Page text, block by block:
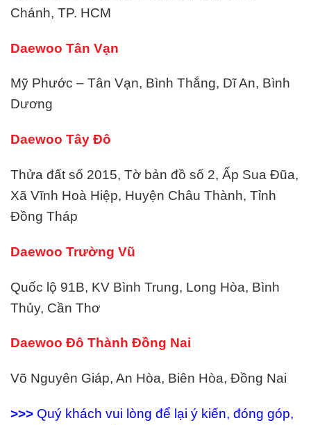
Chánh, TP. HCM
Daewoo Tân Vạn
Mỹ Phước – Tân Vạn, Bình Thắng, Dĩ An, Bình
Dương
Daewoo Tây Đô
Thửa đất số 2015, Tờ bản đồ số 2, Ấp Sua Đũa,
Xã Vĩnh Hoà Hiệp, Huyện Châu Thành, Tỉnh
Đồng Tháp
Daewoo Trường Vũ
Quốc lộ 91B, KV Bình Trung, Long Hòa, Bình
Thủy, Cần Thơ
Daewoo Đô Thành Đồng Nai
Võ Nguyên Giáp, An Hòa, Biên Hòa, Đồng Nai
>>> Quý khách vui lòng để lại ý kiến, đóng góp,